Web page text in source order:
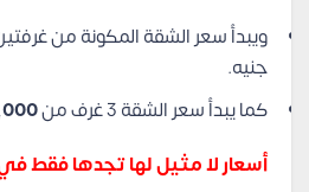
ويبدأ سعر الشقة المكونة من
جنيه.
كما يبدأ سعر الشقة 3 غرف من
أسعار لا مثيل لها تجدها فقط